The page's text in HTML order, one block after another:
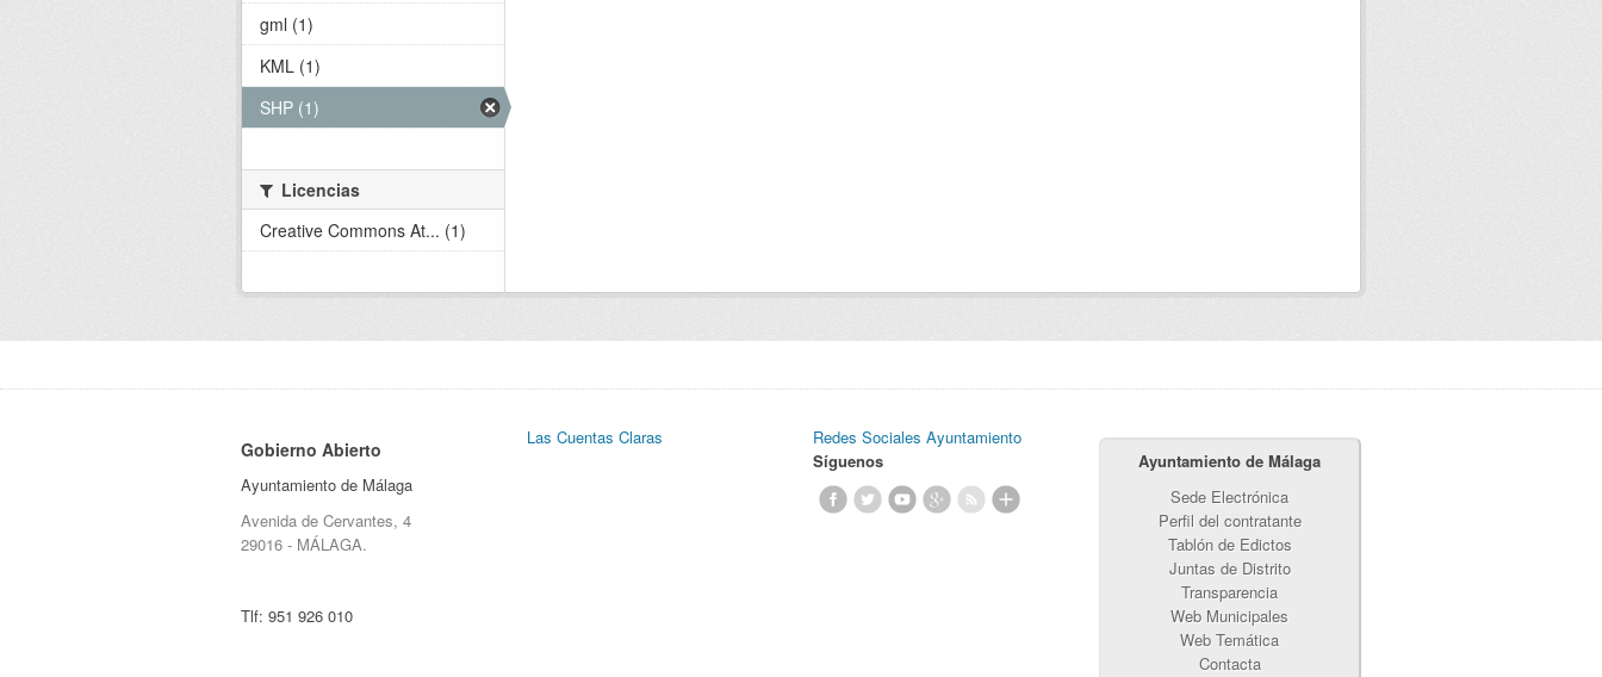
gml (1)
KML (1)
SHP (1)
Licencias
Creative Commons At... (1)
Gobierno Abierto
Ayuntamiento de Málaga
Avenida de Cervantes, 4
29016 - MÁLAGA.
Tlf: 951 926 010
Las Cuentas Claras
Redes Sociales Ayuntamiento
Síguenos
Ayuntamiento de Málaga
Sede Electrónica
Perfil del contratante
Tablón de Edictos
Juntas de Distrito
Transparencia
Web Municipales
Web Temática
Contacta